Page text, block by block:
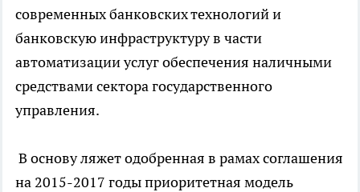
современных банковских технологий и
банковскую инфраструктуру в части
автоматизации услуг обеспечения наличными
средствами сектора государственного
управления.
В основу ляжет одобренная в рамах соглашения
на 2015-2017 годы приоритетная модель